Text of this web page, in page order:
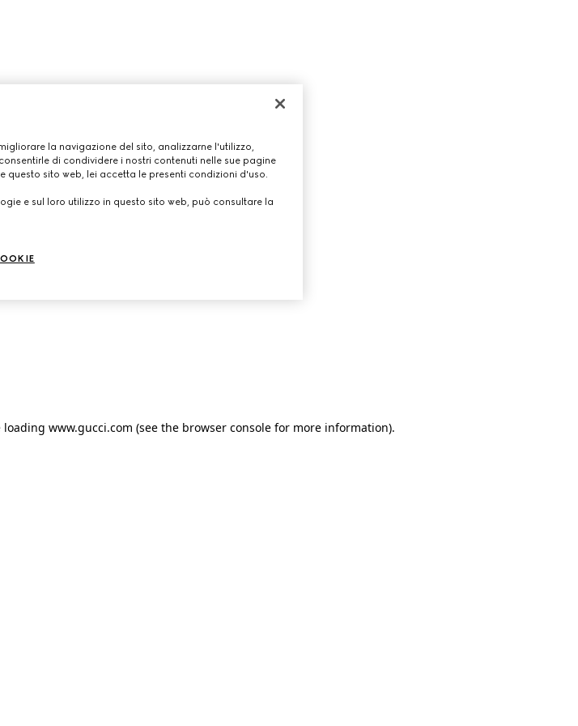
loading www.gucci.com (see the browser console for more information).
la navigazione del sito, analizzarne l'utilizzo,
di condividere i nostri contenuti nelle sue pagine
questo sito web, lei accetta le presenti condizioni d'uso.
e sul loro utilizzo in questo sito web, può consultare la